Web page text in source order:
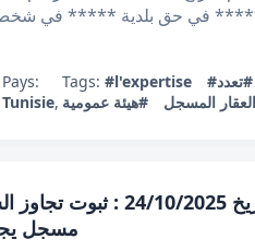
في حق بلدية ***** في شخص
Pays:
Tunisie,
Tags:#l'expertise
#تعدد
المسجل #هيئة عمومية
قرار تعقيبي عدد 76417
مسجل